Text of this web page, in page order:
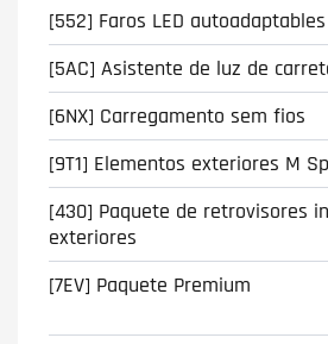
[552] Faros LED autoadaptables
[5AC] Asistente de luz de
[6NX] Carregamento sem fios
[9T1] Elementos exteriores M
[430] Paquete de retrovisores
exteriores
[7EV] Paquete Premium